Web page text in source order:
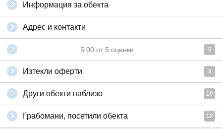
Информация за обекта
Адрес и контакти
5.00 от 5 оценки 5
Изтекли оферти 4
Други обекти наблизо 10
Грабомани, посетили обекта 12